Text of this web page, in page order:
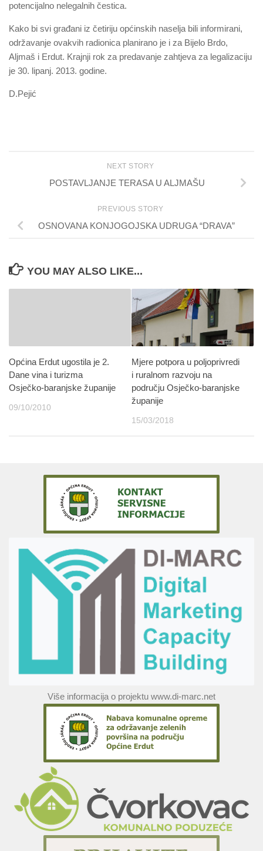
potencijalno nelegalnih čestica.
Kako bi svi građani iz četiriju općinskih naselja bili informirani,
održavanje ovakvih radionica planirano je i za Bijelo Brdo,
Aljmaš i Erdut. Krajnji rok za predavanje zahtjeva za legalizaciju
je 30. lipanj. 2013. godine.
D.Pejić
NEXT STORY
POSTAVLJANJE TERASA U ALJMAŠU
PREVIOUS STORY
OSNOVANA KONJOGOJSKA UDRUGA “DRAVA”
YOU MAY ALSO LIKE...
Općina Erdut ugostila je 2.
Dane vina i turizma
Osječko-baranjske županije
09/10/2010
Mjere potpora u poljoprivredi
i ruralnom razvoju na
području Osječko-baranjske
županije
15/03/2018
Više informacija o projektu www.di-marc.net